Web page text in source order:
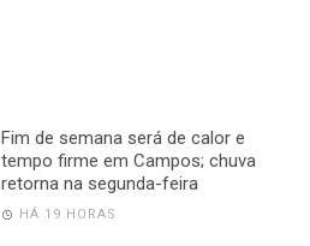
Fim de semana será de calor e
tempo firme em Campos; chuva
retorna na segunda-feira
HÁ 19 HORAS